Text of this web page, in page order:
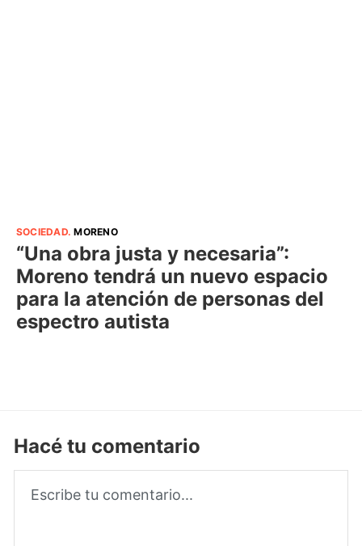
SOCIEDAD.MORENO
“Una obra justa y necesaria”:
Moreno tendrá un nuevo espacio
para la atención de personas del
espectro autista
Hacé tu comentario